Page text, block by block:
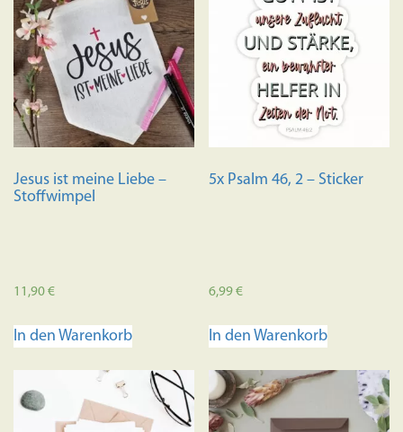
Jesus ist meine Liebe –
Stoffwimpel
11,90€
In den Warenkorb
5x Psalm 46, 2 – Sticker
6,99€
In den Warenkorb